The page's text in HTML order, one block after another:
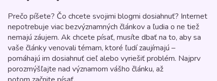
Prečo píšete? Čo chcete svojimi blogmi dosiahnuť? Internet
nepotrebuje viac bezvýznamných článkov a ľudia o ne tiež
nemajú záujem. Ak chcete písať, musíte dbať na to, aby sa
vaše články venovali témam, ktoré ľudí zaujímajú –
pomáhajú im dosiahnuť cieľ alebo vyriešiť problém. Najprv
porozmýšľajte nad významom vášho článku, až